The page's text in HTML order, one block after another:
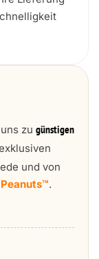
zu günstigen
und von
Peanuts™.